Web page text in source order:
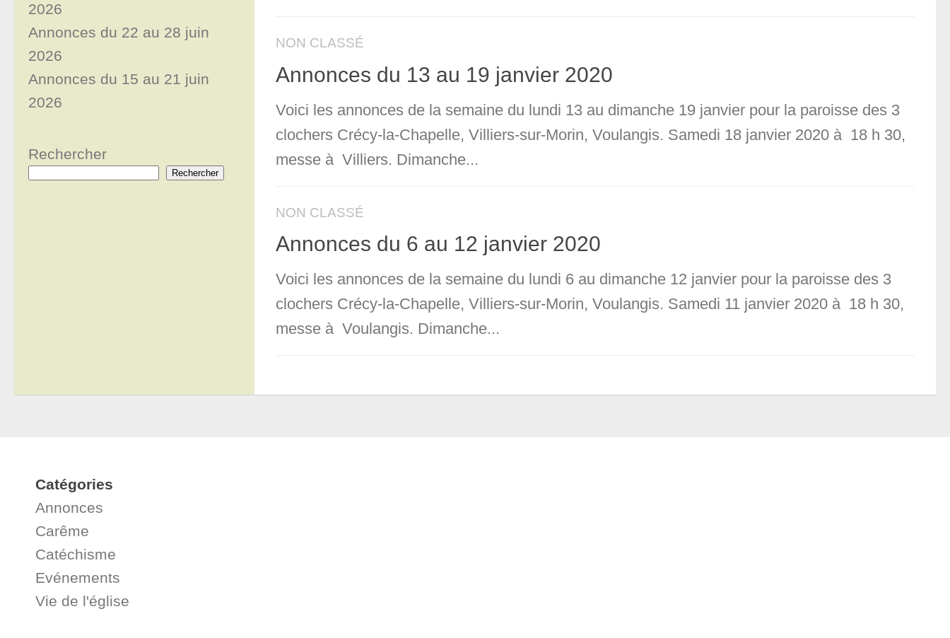
NON CLASSÉ
Annonces du 13 au 19 janvier 2020
Voici les annonces de la semaine du lundi 13 au dimanche 19 janvier pour la paroisse des 3
clochers Crécy-la-Chapelle, Villiers-sur-Morin, Voulangis. Samedi 18 janvier 2020 à 18 h 30,
messe à Villiers. Dimanche...
NON CLASSÉ
Annonces du 6 au 12 janvier 2020
Voici les annonces de la semaine du lundi 6 au dimanche 12 janvier pour la paroisse des 3
clochers Crécy-la-Chapelle, Villiers-sur-Morin, Voulangis. Samedi 11 janvier 2020 à 18 h 30,
messe à Voulangis. Dimanche...
2026
Annonces du 22 au 28 juin
2026
Annonces du 15 au 21 juin
2026
Rechercher
Rechercher
Catégories
Annonces
Carême
Catéchisme
Evénements
Vie de l'église